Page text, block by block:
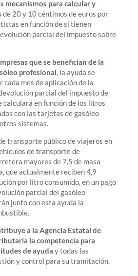
mecanismos para calcular y
de 20 y 10 céntimos de euros por
en función de si tienen
parcial del impuesto sobre
que se benefician de la
profesional, la ayuda se
mes de aplicación de la
parcial del impuesto de
calculará en función de los litros
con las tarjetas de gasóleo
sistemas.
transporte público de viajeros en
de transporte de
mayores de 7,5 de masa
que actualmente reciben 4,9
por litro consumido, en un pago
parcial del gasóleo
junto con esta ayuda la
a la Agencia Estatal de
la competencia para
de ayuda y todas las
y control para su tramitación.